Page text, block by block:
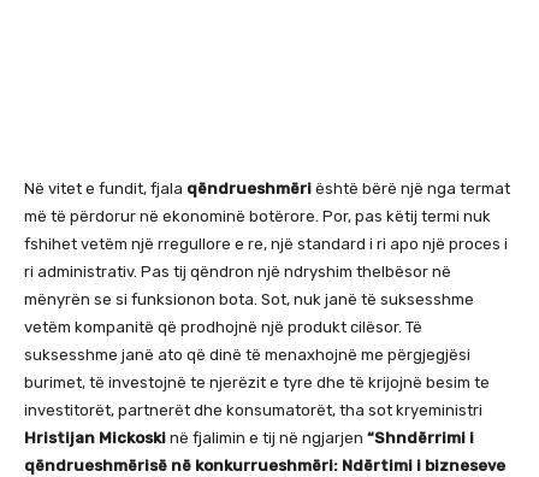
Në vitet e fundit, fjala qëndrueshmëri është bërë një nga termat
më të përdorur në ekonominë botërore. Por, pas këtij termi nuk
fshihet vetëm një rregullore e re, një standard i ri apo një proces i
ri administrativ. Pas tij qëndron një ndryshim thelbësor në
mënyrën se si funksionon bota. Sot, nuk janë të suksesshme
vetëm kompanitë që prodhojnë një produkt cilësor. Të
suksesshme janë ato që dinë të menaxhojnë me përgjegjësi
burimet, të investojnë te njerëzit e tyre dhe të krijojnë besim te
investitorët, partnerët dhe konsumatorët, tha sot kryeministri
Hristijan Mickoski në fjalimin e tij në ngjarjen “Shndërrimi i
qëndrueshmërisë në konkurrueshmëri: Ndërtimi i bizneseve